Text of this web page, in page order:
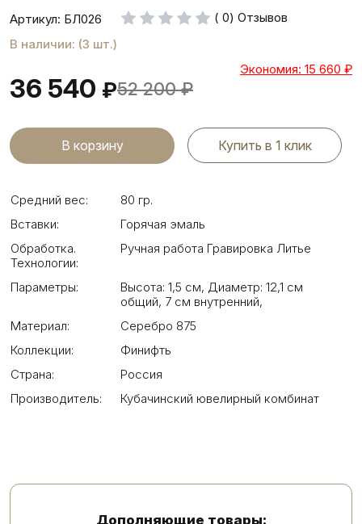
Артикул: БЛ026
( 0) Отзывов
В наличии: (3 шт.)
36 540 ₽52 200 ₽
Экономия: 15 660 ₽
Купить в 1 клик
Средний вес:
80 гр.
Вставки:
Горячая эмаль
Обработка.
Технологии:
Ручная работа Гравировка Литье
Параметры: Высота: 1,5 см, Диаметр: 12,1 см
общий, 7 см внутренний,
Материал:
Серебро 875
Коллекции:
Финифть
Страна:
Россия
Производитель:
Кубачинский ювелирный комбинат
Дополняющие товары: